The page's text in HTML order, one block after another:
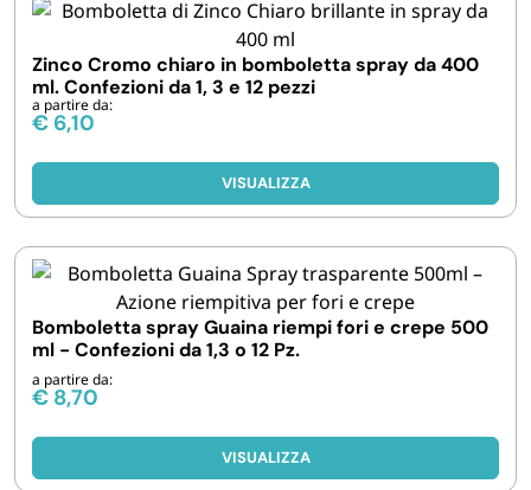
Zinco Cromo chiaro in bomboletta spray da 400
ml. Confezioni da 1, 3 e 12 pezzi
a partire da:
€ 6,10
VISUALIZZA
Bomboletta spray Guaina riempi fori e crepe 500
ml - Confezioni da 1,3 o 12 Pz.
a partire da:
€ 8,70
VISUALIZZA